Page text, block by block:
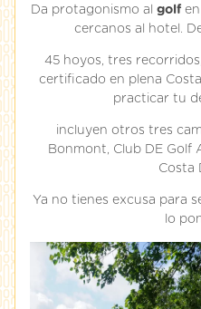
Da protagonismo al golfen
cercanos al hotel.
45 hoyos, tres
certificado en plena
practicar tu
incluyen otros tres
Bonmont, Club DE Golf
Costa
Ya no tienes excusa para
lo